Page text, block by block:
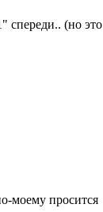
спереди.. (но это
моему просится